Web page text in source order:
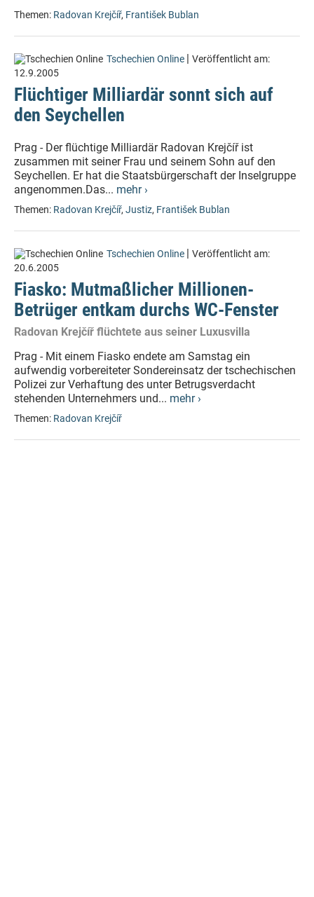
Themen: Radovan Krejčíř, František Bublan
Tschechien Online | Veröffentlicht am:
12.9.2005
Flüchtiger Milliardär sonnt sich auf
den Seychellen
Prag - Der flüchtige Milliardär Radovan Krejčíř ist
zusammen mit seiner Frau und seinem Sohn auf den
Seychellen. Er hat die Staatsbürgerschaft der Inselgruppe
angenommen.Das... mehr ›
Themen: Radovan Krejčíř, Justiz, František Bublan
Tschechien Online | Veröffentlicht am:
20.6.2005
Fiasko: Mutmaßlicher Millionen-
Betrüger entkam durchs WC-Fenster
Radovan Krejčíř flüchtete aus seiner Luxusvilla
Prag - Mit einem Fiasko endete am Samstag ein
aufwendig vorbereiteter Sondereinsatz der tschechischen
Polizei zur Verhaftung des unter Betrugsverdacht
stehenden Unternehmers und... mehr ›
Themen: Radovan Krejčíř